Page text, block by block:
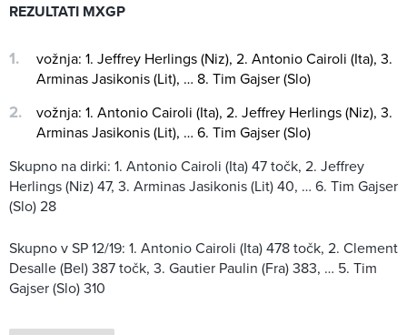
REZULTATI MXGP
vožnja: 1. Jeffrey Herlings (Niz), 2. Antonio Cairoli (Ita), 3.
Arminas Jasikonis (Lit), … 8. Tim Gajser (Slo)
vožnja: 1. Antonio Cairoli (Ita), 2. Jeffrey Herlings (Niz), 3.
Arminas Jasikonis (Lit), … 6. Tim Gajser (Slo)
Skupno na dirki: 1. Antonio Cairoli (Ita) 47 točk, 2. Jeffrey
Herlings (Niz) 47, 3. Arminas Jasikonis (Lit) 40, … 6. Tim Gajser
(Slo) 28
Skupno v SP 12/19: 1. Antonio Cairoli (Ita) 478 točk, 2. Clement
Desalle (Bel) 387 točk, 3. Gautier Paulin (Fra) 383, … 5. Tim
Gajser (Slo) 310